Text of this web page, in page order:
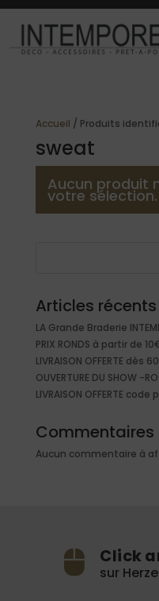
Accueil / Produits
sweat
Aucun produit
votre sélection.
Articles récents
LA Grande Braderie
PRIX RONDS à partir de
LIVRAISON OFFERTE dès
OUVERTURE DU SHOW -
LIVRAISON OFFERTE code
Commentaires
Aucun commentaire à
Click
sur